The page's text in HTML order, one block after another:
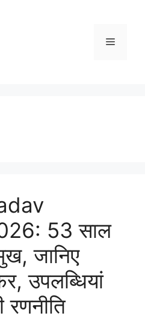
Menu
53 साल
जानिए
उपलब्धियां